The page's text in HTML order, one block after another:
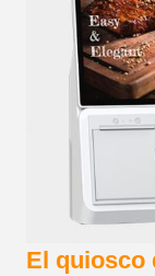
El quiosco